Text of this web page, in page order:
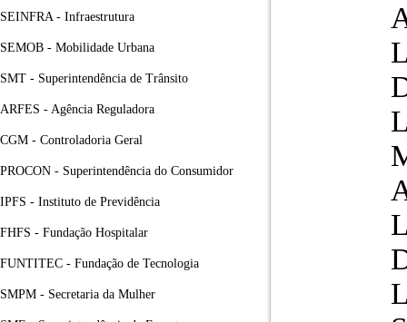
SEINFRA - Infraestrutura
SEMOB - Mobilidade Urbana
SMT - Superintendência de Trânsito
ARFES - Agência Reguladora
CGM - Controladoria Geral
PROCON - Superintendência do Consumidor
IPFS - Instituto de Previdência
FHFS - Fundação Hospitalar
FUNTITEC - Fundação de Tecnologia
SMPM - Secretaria da Mulher